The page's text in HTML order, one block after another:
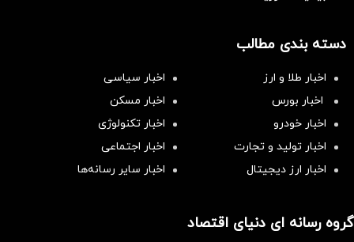
دسته بندی مطالب
اخبار طلا و ارز
اخبار سیاسی
اخبار بورس
اخبار مسکن
اخبار خودرو
اخبار تکنولوژی
اخبار تولید و تجارت
اخبار اجتماعی
اخبار ارز دیجیتال
اخبار سایر رسانه‌‌ها
گروه رسانه ای دنیای اقتصاد